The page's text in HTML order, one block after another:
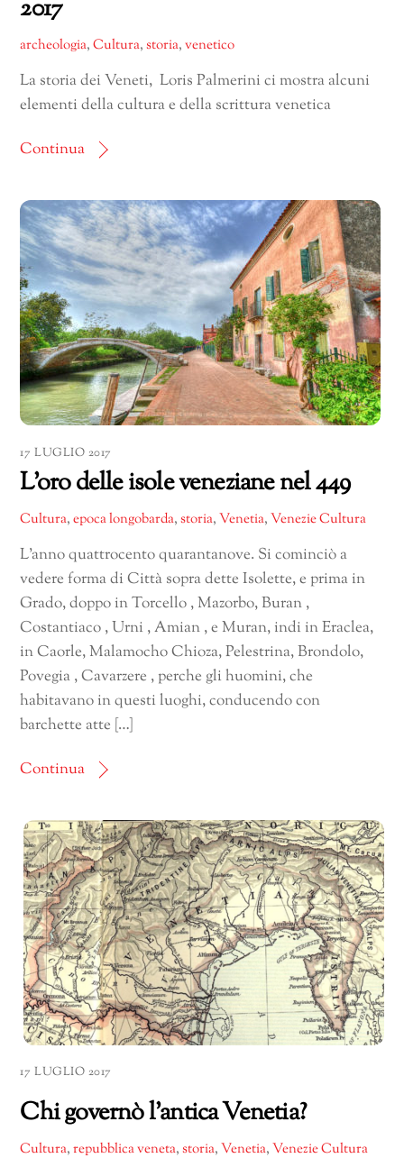
2017
archeologia,Cultura,storia,venetico
La storia dei Veneti, Loris Palmerini ci mostra alcuni
elementi della cultura e della scrittura venetica
Continua
17 LUGLIO 2017
L’oro delle isole veneziane nel 449
Cultura,epoca longobarda,storia,Venetia,Venezie Cultura
L’anno quattrocento quarantanove. Si cominciò a
vedere forma di Città sopra dette Isolette, e prima in
Grado, doppo in Torcello , Mazorbo, Buran ,
Costantiaco , Urni , Amian , e Muran, indi in Eraclea,
in Caorle, Malamocho Chioza, Pelestrina, Brondolo,
Povegia , Cavarzere , perche gli huomini, che
habitavano in questi luoghi, conducendo con
barchette atte […]
Continua
17 LUGLIO 2017
Chi governò l’antica Venetia?
Cultura,repubblica veneta,storia,Venetia,Venezie Cultura